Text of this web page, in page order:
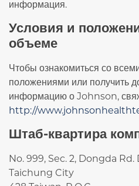
информация.
Условия и
объеме
Чтобы ознакомиться со
положениями или получить
информацию о Johnson,
http://
Штаб-квартира
No. 999, Sec. 2, Dongda Rd.
Taichung City